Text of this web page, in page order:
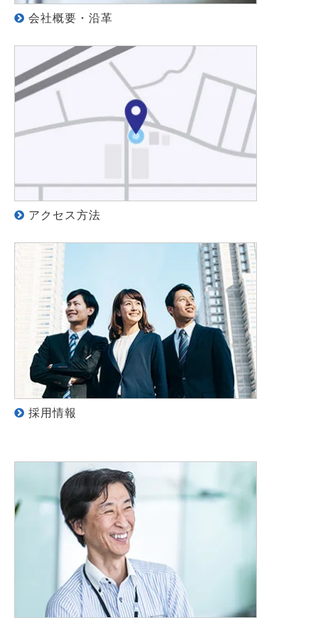
会社概要・沿革
アクセス方法
採用情報